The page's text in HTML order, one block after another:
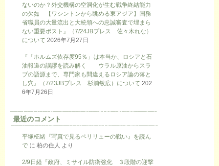
ないのか？外交機構の空洞化が生む戦争終結能力
の欠如 【ワシントンから眺める東アジア】国務
省職員の大量流出と大統領への忠誠審査で埋まら
ない重要ポスト』（7/24JBプレス 佐々木れな）
について 2026年7月27日
『「ホルムズ依存度95％」は本当か、ロシアと石
油報道の誤謬を読み解く ウラル原油からスラ
ブの語源まで、専門家も間違えるロシア論の落と
し穴』（7/23JBプレス 杉浦敏広）について 202
6年7月26日
最近のコメント
平塚柾緒『写真で見るペリリューの戦い』を読ん
で に 柏の住人 より
2/9日経『政府、ミサイル防衛強化 ３段階の迎撃